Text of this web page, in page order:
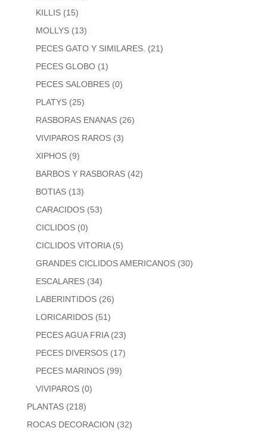
KILLIS (15)
MOLLYS (13)
PECES GATO Y SIMILARES. (21)
PECES GLOBO (1)
PECES SALOBRES (0)
PLATYS (25)
RASBORAS ENANAS (26)
VIVIPAROS RAROS (3)
XIPHOS (9)
BARBOS Y RASBORAS (42)
BOTIAS (13)
CARACIDOS (53)
CICLIDOS (0)
CICLIDOS VITORIA (5)
GRANDES CICLIDOS AMERICANOS (30)
ESCALARES (34)
LABERINTIDOS (26)
LORICARIDOS (51)
PECES AGUA FRIA (23)
PECES DIVERSOS (17)
PECES MARINOS (99)
VIVIPAROS (0)
PLANTAS (218)
ROCAS DECORACION (32)